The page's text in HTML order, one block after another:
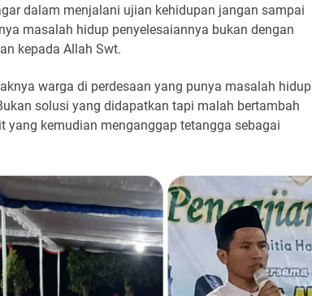
dalam menjalani ujian kehidupan jangan sampai
masalah hidup penyelesaiannya bukan dengan
kepada Allah Swt.
warga di perdesaan yang punya masalah hidup
solusi yang didapatkan tapi malah bertambah
yang kemudian menganggap tetangga sebagai